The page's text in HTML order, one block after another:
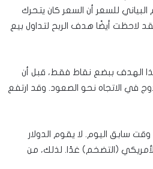
للسعر أن السعر كان يتحرك
لاحظت أيضًا هدف الربح لتداول بيع
الهدف ببضع نقاط فقط، قبل أن
ليشكل نموذج قاع مزدوج في الاتجاه نحو الصعود. وقد ارتفع
سابق اليوم. لا يقوم الدولار
(التضخم) غدًا. لذلك، من